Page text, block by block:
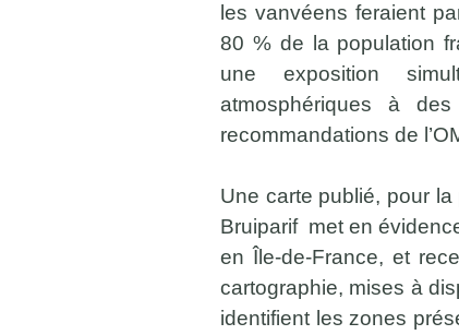
les vanvéens feraient
80 % de la population
une exposition
atmosphériques à
recommandations de
Une carte publié, pour
Bruiparif met en
en Île-de-France, et
cartographie, mises à
identifient les zones